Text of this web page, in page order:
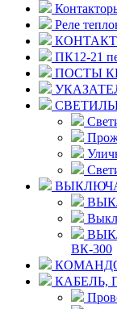
Реле
ПК12-21
ПОСТЫ
ВК-300
КАБЕЛЬ,